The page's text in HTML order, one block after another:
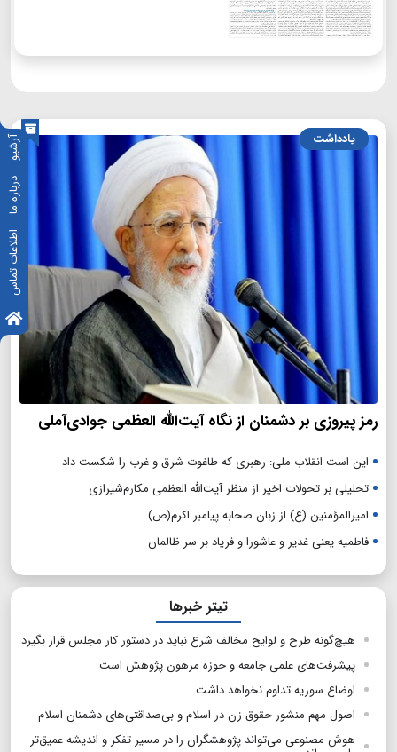
آرشیو
درباره ما
اطلاعات تماس
یادداشت
رمز پیروزی بر دشمنان از نگاه آیت‌الله العظمی جوادی‌آملی
این است انقلاب ملی: رهبری که طاغوت شرق و غرب را شکست داد
تحلیلی بر تحولات اخیر از منظر آیت‌الله العظمی مکارم‌شیرازی
امیرالمؤمنین (ع) از زبان صحابه پیامبر اکرم(ص)
فاطمیه یعنی غدیر و عاشورا و فریاد بر سر ظالمان
تیتر خبرها
هیچ‌گونه طرح و لوایح مخالف شرع نباید در دستور کار مجلس قرار بگیرد
پیشرفت‌های علمی جامعه و حوزه مرهون پژوهش است
اوضاع سوریه تداوم نخواهد داشت
اصول مهم منشور حقوق زن در اسلام و بی‌صداقتی‌های دشمنان اسلام
هوش مصنوعی می‌تواند پژوهشگران را در مسیر تفکر و اندیشه عمیق‌تر